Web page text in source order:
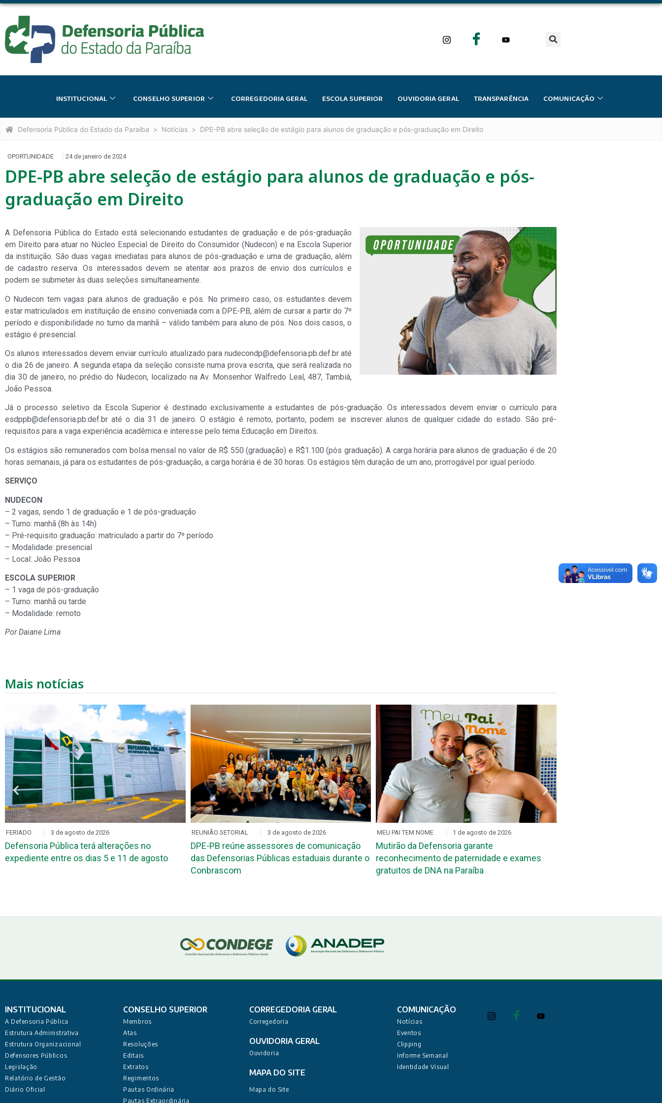
INSTITUCIONAL CONSELHO SUPERIOR CORREGEDORIA GERAL ESCOLA SUPERIOR OUVIDORIA GERAL TRANSPARÊNCIA COMUNICAÇÃO
Defensoria Pública do Estado da Paraíba Notícias DPE-PB abre seleção de estágio para alunos de graduação e pós-graduação em Direito
OPORTUNIDADE 24 de janeiro de 2024
DPE-PB abre seleção de estágio para alunos de graduação e pós-
graduação em Direito
A Defensoria Pública do Estado está selecionando estudantes de graduação e de pós-graduação
em Direito para atuar no Núcleo Especial de Direito do Consumidor (Nudecon) e na Escola Superior
da instituição. São duas vagas imediatas para alunos de pós-graduação e uma de graduação, além
de cadastro reserva. Os interessados devem se atentar aos prazos de envio dos currículos e
podem se submeter às duas seleções simultaneamente.
O Nudecon tem vagas para alunos de graduação e pós. No primeiro caso, os estudantes devem
estar matriculados em instituição de ensino conveniada com a DPE-PB, além de cursar a partir do 7º
período e disponibilidade no turno da manhã – válido também para aluno de pós. Nos dois casos, o
estágio é presencial.
Os alunos interessados devem enviar currículo atualizado para nudecondp@defensoria.pb.def.br até
o dia 26 de janeiro. A segunda etapa da seleção consiste numa prova escrita, que será realizada no
dia 30 de janeiro, no prédio do Nudecon, localizado na Av. Monsenhor Walfredo Leal, 487, Tambiá,
João Pessoa.
Já o processo seletivo da Escola Superior é destinado exclusivamente a estudantes de pós-graduação. Os interessados devem enviar o currículo para
esdppb@defensoria.pb.def.br até o dia 31 de janeiro. O estágio é remoto, portanto, podem se inscrever alunos de qualquer cidade do estado. São pré-
requisitos para a vaga experiência acadêmica e interesse pelo tema Educação em Direitos.
Os estágios são remunerados com bolsa mensal no valor de R$ 550 (graduação) e R$1.100 (pós graduação). A carga horária para alunos de graduação é de 20
horas semanais, já para os estudantes de pós-graduação, a carga horária é de 30 horas. Os estágios têm duração de um ano, prorrogável por igual período.
SERVIÇO
NUDECON
– 2 vagas, sendo 1 de graduação e 1 de pós-graduação
– Turno: manhã (8h às 14h)
– Pré-requisito graduação: matriculado a partir do 7º período
– Modalidade: presencial
– Local: João Pessoa
ESCOLA SUPERIOR
– 1 vaga de pós-graduação
– Turno: manhã ou tarde
– Modalidade: remoto
Por Daiane Lima
Mais notícias
FERIADO 3 de agosto de 2026
Defensoria Pública terá alterações no
expediente entre os dias 5 e 11 de agosto
REUNIÃO SETORIAL 3 de agosto de 2026
DPE-PB reúne assessores de comunicação
das Defensorias Públicas estaduais durante o
Conbrascom
MEU PAI TEM NOME 1 de agosto de 2026
Mutirão da Defensoria garante
reconhecimento de paternidade e exames
gratuitos de DNA na Paraíba
INSTITUCIONAL
A Defensoria Pública
Estrutura Administrativa
Estrutura Organizacional
Defensores Públicos
Legislação
Relatório de Gestão
Diário Oficial
CONSELHO SUPERIOR
Membros
Atas
Resoluções
Editais
Extratos
Regimentos
Pautas Ordinária
Pautas Extraordinária
CORREGEDORIA GERAL
Corregedoria
OUVIDORIA GERAL
Ouvidoria
MAPA DO SITE
Mapa do Site
COMUNICAÇÃO
Notícias
Eventos
Clipping
Informe Semanal
Identidade Visual